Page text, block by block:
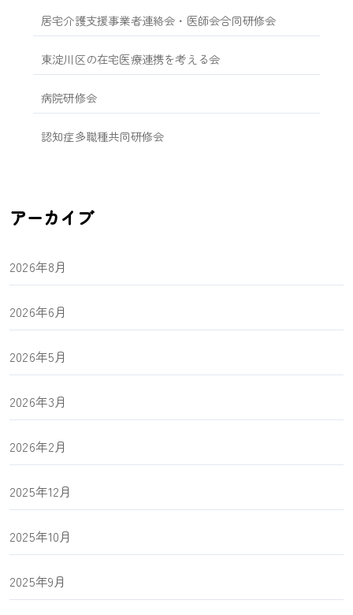
居宅介護支援事業者連絡会・医師会合同研修会
東淀川区の在宅医療連携を考える会
病院研修会
認知症多職種共同研修会
アーカイブ
2026年8月
2026年6月
2026年5月
2026年3月
2026年2月
2025年12月
2025年10月
2025年9月